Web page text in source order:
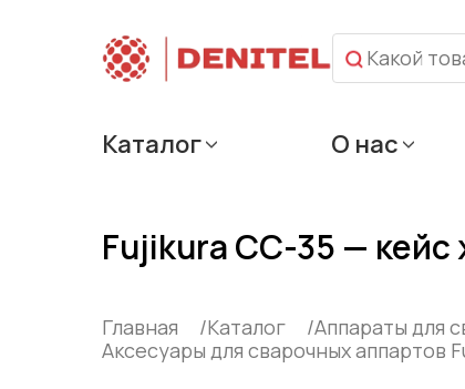
Каталог О нас
Fujikura CC-35 —
Главная Каталог Аппараты для
Аксесуары для сварочных аппартов